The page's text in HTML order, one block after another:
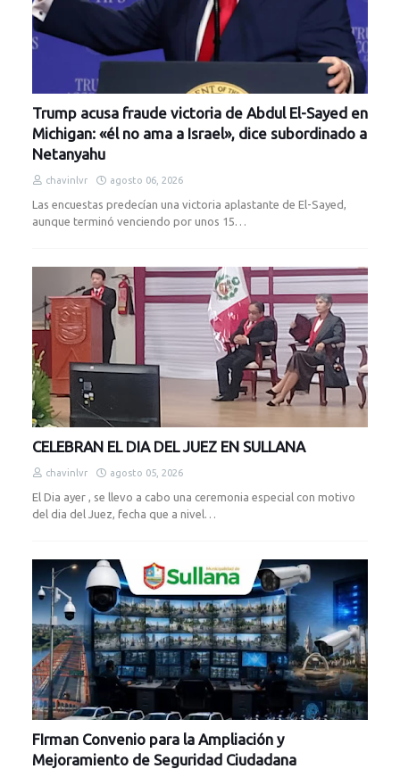
Trump acusa fraude victoria de Abdul El-Sayed en
Michigan: «él no ama a Israel», dice subordinado a
Netanyahu
chavinlvr agosto 06, 2026
Las encuestas predecían una victoria aplastante de El-Sayed,
aunque terminó venciendo por unos 15…
CELEBRAN EL DIA DEL JUEZ EN SULLANA
chavinlvr agosto 05, 2026
El Dia ayer , se llevo a cabo una ceremonia especial con motivo
del dia del Juez, fecha que a nivel…
FIrman Convenio para la Ampliación y
Mejoramiento de Seguridad Ciudadana